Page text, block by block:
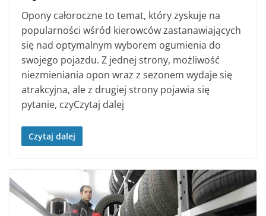
Opony całoroczne to temat, który zyskuje na
popularności wśród kierowców zastanawiających
się nad optymalnym wyborem ogumienia do
swojego pojazdu. Z jednej strony, możliwość
niezmieniania opon wraz z sezonem wydaje się
atrakcyjna, ale z drugiej strony pojawia się
pytanie, czyCzytaj dalej
Czytaj dalej